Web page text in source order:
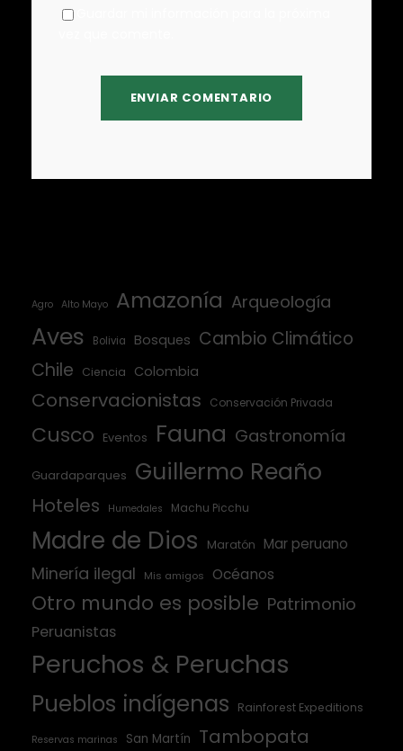
Agro Alto Mayo Amazonía Arqueología
Aves Bolivia Bosques Cambio Climático
Chile
Ciencia Colombia
Conservacionistas Conservación Privada
Cusco Eventos Fauna Gastronomía
Guardaparques Guillermo Reaño
Hoteles Humedales Machu Picchu
Madre de Dios Maratón Mar peruano
Minería ilegal Mis amigos Océanos
Otro mundo es posible Patrimonio
Peruanistas
Peruchos & Peruchas
Pueblos indígenas Rainforest Expeditions
Reservas marinas San Martín Tambopata